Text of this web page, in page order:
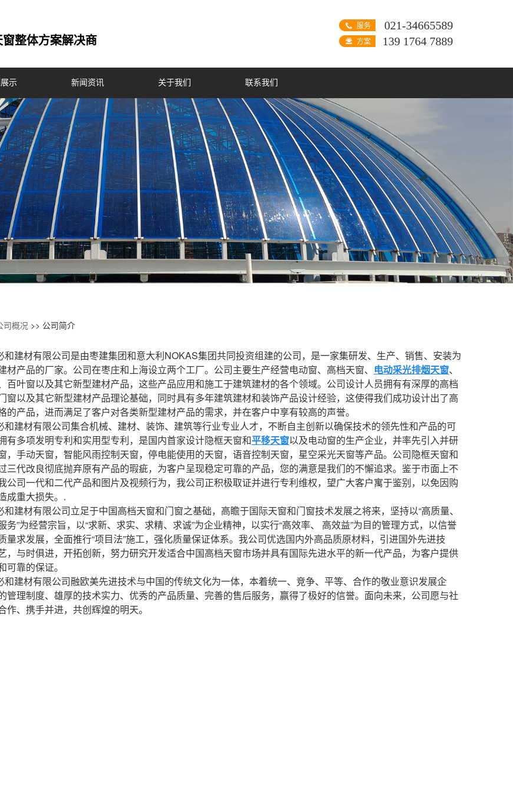
整体方案解决商
021-34665589
服务
热线
139 1764 7889
方案
示 新闻资讯 关于我们 联系我们
司概况 >> 公司简介
和建材有限公司是由枣建集团和意大利NOKAS集团共同投资组建的公司，是一家集研发、生产、销售、安装为
材产品的厂家。公司在枣庄和上海设立两个工厂。公司主要生产经营电动窗、高档天窗、 电动采光排烟天窗、
百叶窗以及其它新型建材产品，这些产品应用和施工于建筑建材的各个领域。公司设计人员拥有有深厚的高档
窗以及其它新型建材产品理论基础，同时具有多年建筑建材和装饰产品设计经验，这使得我们成功设计出了高
的产品，进而满足了客户对各类新型建材产品的需求，并在客户中享有较高的声誉。
和建材有限公司集合机械、建材、装饰、建筑等行业专业人才，不断自主创新以确保技术的领先性和产品的可
有多项发明专利和实用型专利，是国内首家设计隐框天窗和平移天窗以及电动窗的生产企业，并率先引入并研
，手动天窗，智能风雨控制天窗，停电能使用的天窗，语音控制天窗，星空采光天窗等产品。公司隐框天窗和
三代改良彻底抛弃原有产品的瑕疵，为客户呈现稳定可靠的产品，您的满意是我们的不懈追求。鉴于市面上不
公司一代和二代产品和图片及视频行为，我公司正积极取证并进行专利维权，望广大客户寓于鉴别，以免因购
成重大损失。.
和建材有限公司立足于中国高档天窗和门窗之基础，高瞻于国际天窗和门窗技术发展之将来，坚持以“高质量、
务”为经营宗旨，以“求新、求实、求精、求诚”为企业精神，以实行“高效率、 高效益”为目的管理方式，以信誉
量求发展，全面推行“项目法”施工，强化质量保证体系。我公司优选国内外高品质原材料，引进国外先进技
，与时俱进，开拓创新，努力研究开发适合中国高档天窗市场并具有国际先进水平的新一代产品，为客户提供
可靠的保证。
和建材有限公司融欧美先进技术与中国的传统文化为一体，本着统一、竞争、平等、合作的敬业意识发展企
管理制度、雄厚的技术实力、优秀的产品质量、完善的售后服务，赢得了极好的信誉。面向未来，公司愿与社
作、携手并进，共创辉煌的明天。